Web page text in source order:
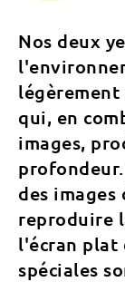
Nos deux
qui, en
images,
des
reproduire
l'écran plat
spéciales